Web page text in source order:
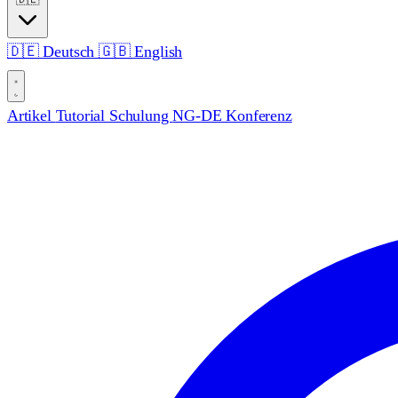
🇩🇪Deutsch🇬🇧English
Artikel Tutorial SchulungNG-DE Konferenz